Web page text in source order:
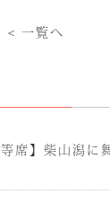
< 一覧へ
席】柴山潟に